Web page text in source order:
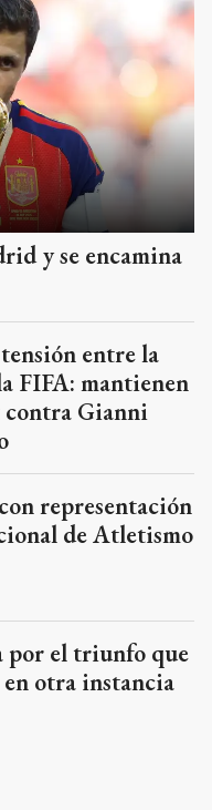
y se encamina
entre la
FIFA: mantienen
Gianni
representación
de Atletismo
por el triunfo que
otra instancia